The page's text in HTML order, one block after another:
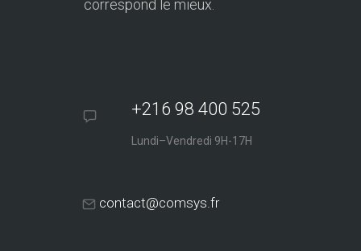
correspond le mieux.
+216 98 400 525
Lundi–Vendredi 9H-17H
contact@comsys.fr